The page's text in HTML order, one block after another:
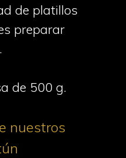
de platillos
preparar
de 500 g.
nuestros